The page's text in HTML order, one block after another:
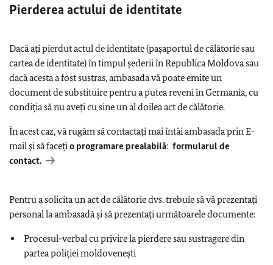
Pierderea actului de identitate
Dacă ați pierdut actul de identitate (pașaportul de călătorie sau
cartea de identitate) în timpul șederii în Republica Moldova sau
dacă acesta a fost sustras, ambasada vă poate emite un
document de substituire pentru a putea reveni în Germania, cu
condiția să nu aveți cu sine un al doilea act de călătorie.
În acest caz, vă rugăm să contactați mai întâi ambasada prin E-
mail și să facețio programare prealabilă: formularul de
contact.
Pentru a solicita un act de călătorie dvs. trebuie să vă prezentaţi
personal la ambasadă și să prezentați următoarele documente:
Procesul-verbal cu privire la pierdere sau sustragere din
partea poliției moldovenești